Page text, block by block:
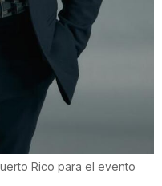
Rico para el evento